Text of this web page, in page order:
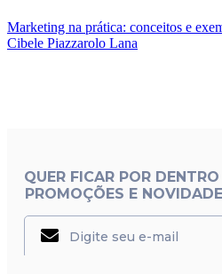
Marketing na prática: conceitos e
Cibele Piazzarolo Lana
QUER FICAR POR
PROMOÇÕES E